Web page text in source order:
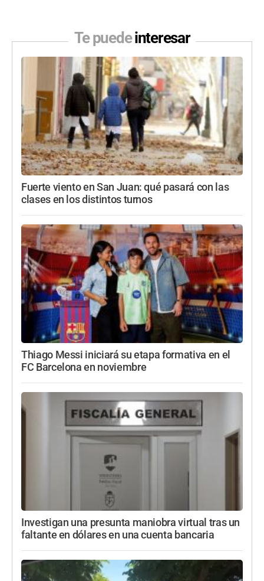
Te puedeinteresar
Fuerte viento en San Juan: qué pasará con las
clases en los distintos turnos
Thiago Messi iniciará su etapa formativa en el
FC Barcelona en noviembre
Investigan una presunta maniobra virtual tras un
faltante en dólares en una cuenta bancaria